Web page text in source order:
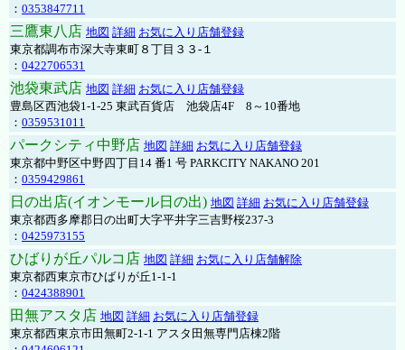
： 0353847711
三鷹東八店 地図 詳細 お気に入り店舗登録
東京都調布市深大寺東町８丁目３３-１
： 0422706531
池袋東武店 地図 詳細 お気に入り店舗登録
豊島区西池袋1-1-25 東武百貨店 池袋店4F 8～10番地
： 0359531011
パークシティ中野店 地図 詳細 お気に入り店舗登録
東京都中野区中野四丁目14 番1 号 PARKCITY NAKANO 201
： 0359429861
日の出店(イオンモール日の出) 地図 詳細 お気に入り店舗登録
東京都西多摩郡日の出町大字平井字三吉野桜237-3
： 0425973155
ひばりが丘パルコ店 地図 詳細 お気に入り店舗解除
東京都西東京市ひばりが丘1-1-1
： 0424388901
田無アスタ店 地図 詳細 お気に入り店舗登録
東京都西東京市田無町2-1-1 アスタ田無専門店棟2階